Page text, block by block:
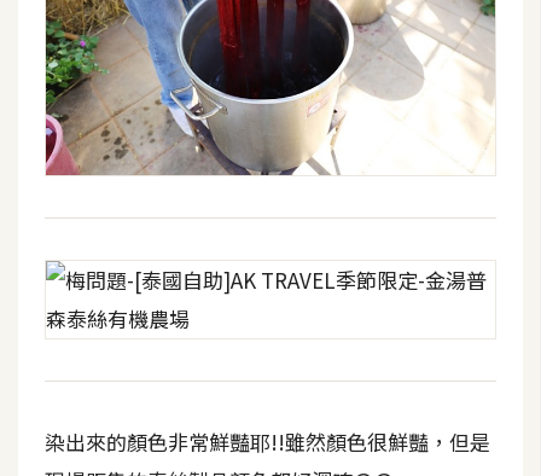
染出來的顏色非常鮮豔耶!!雖然顏色很鮮豔，但是